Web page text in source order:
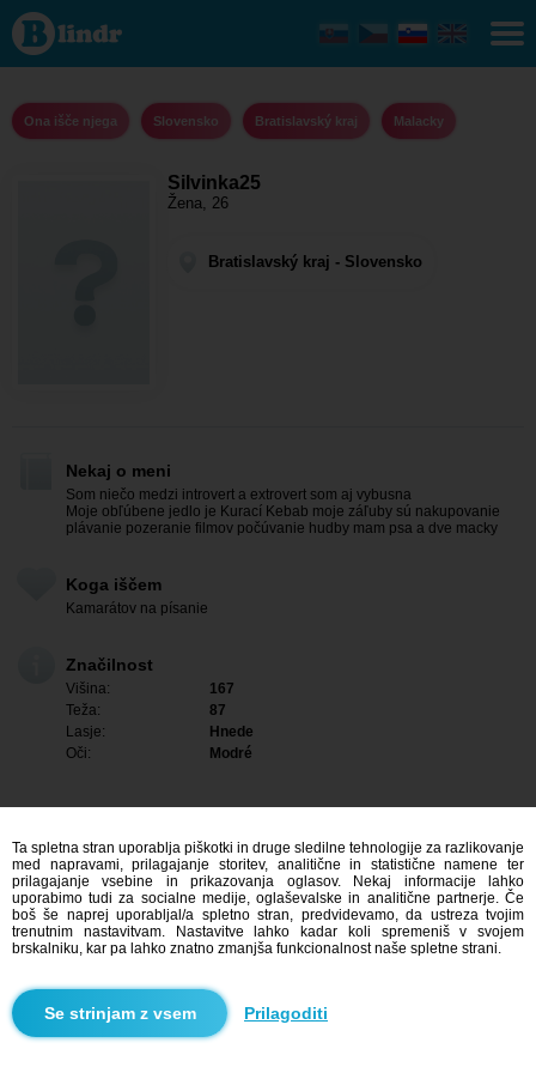
Silvinka25 -
Ona išče
njega
Bratislavský
Malacky
Ona išče njega Slovensko Bratislavský kraj Malacky
Silvinka25
Žena, 26
Bratislavský kraj - Slovensko
Nekaj o meni
Som niečo medzi introvert a extrovert som aj vybusna
Moje obľúbene jedlo je Kurací Kebab moje záľuby sú nakupovanie
plávanie pozeranie filmov počúvanie hudby mam psa a dve macky
Koga iščem
Kamarátov na písanie
Značilnost
Višina:
167
Teža:
87
Lasje:
Hnede
Oči:
Modré
Ta spletna stran uporablja piškotki in druge sledilne tehnologije za razlikovanje
med napravami, prilagajanje storitev, analitične in statistične namene ter
prilagajanje vsebine in prikazovanja oglasov. Nekaj informacije lahko
uporabimo tudi za socialne medije, oglaševalske in analitične partnerje. Če
boš še naprej uporabljal/a spletno stran, predvidevamo, da ustreza tvojim
trenutnim nastavitvam. Nastavitve lahko kadar koli spremeniš v svojem
brskalniku, kar pa lahko znatno zmanjša funkcionalnost naše spletne strani.
Prilagoditi